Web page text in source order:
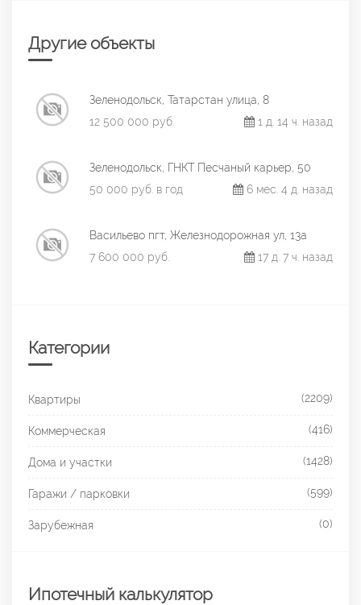
Другие объекты
Зеленодольск, Татарстан улица, 8
12 500 000 руб.
1 д. 14 ч. назад
Зеленодольск, ГНКТ Песчаный карьер, 50
50 000 руб. в год
6 мес. 4 д. назад
Васильево пгт, Железнодорожная ул, 13а
7 600 000 руб.
17 д. 7 ч. назад
Категории
Квартиры (2209)
Коммерческая (416)
Дома и участки (1428)
Гаражи / парковки (599)
Зарубежная (0)
Ипотечный калькулятор